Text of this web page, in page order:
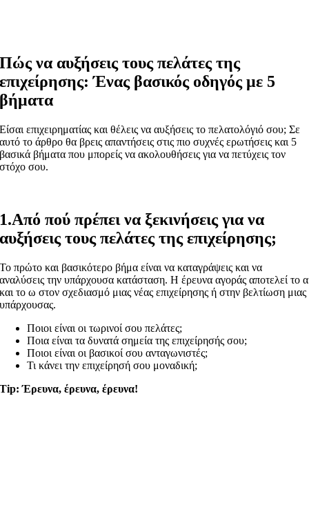
Πώς να αυξήσεις τους πελάτες της
επιχείρησης: Ένας βασικός οδηγός με 5
βήματα
Είσαι επιχειρηματίας και θέλεις να αυξήσεις το πελατολόγιό σου; Σε
αυτό το άρθρο θα βρεις απαντήσεις στις πιο συχνές ερωτήσεις και 5
βασικά βήματα που μπορείς να ακολουθήσεις για να πετύχεις τον
στόχο σου.
1.Από πού πρέπει να ξεκινήσεις για να
αυξήσεις τους πελάτες της επιχείρησης;
Το πρώτο και βασικότερο βήμα είναι να καταγράψεις και να
αναλύσεις την υπάρχουσα κατάσταση. Η έρευνα αγοράς αποτελεί το α
και το ω στον σχεδιασμό μιας νέας επιχείρησης ή στην βελτίωση μιας
υπάρχουσας.
Ποιοι είναι οι τωρινοί σου πελάτες;
Ποια είναι τα δυνατά σημεία της επιχείρησής σου;
Ποιοι είναι οι βασικοί σου ανταγωνιστές;
Τι κάνει την επιχείρησή σου μοναδική;
Tip: Έρευνα, έρευνα, έρευνα!